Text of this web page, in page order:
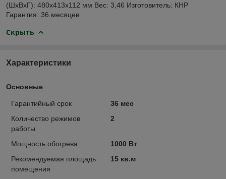
(ШхВхГ): 480х413х112 мм Вес: 3,46 Изготовитель: КНР
Гарантия: 36 месяцев
Скрыть
Характеристики
Основные
Гарантийный срок
36 мес
Количество режимов
работы
2
Мощность обогрева
1000 Вт
Рекомендуемая площадь
помещения
15 кв.м